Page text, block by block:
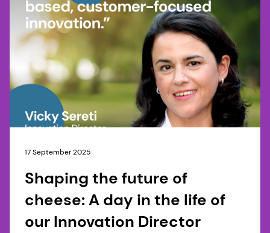
17 September 2025
Shaping the future of
cheese: A day in the life of
our Innovation Director